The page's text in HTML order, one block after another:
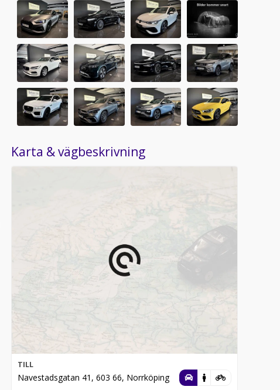
Karta & vägbeskrivning
TILL
Navestadsgatan 41, 603 66, Norrköping